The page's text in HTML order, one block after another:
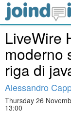
LiveWire
moderno
riga di
Alessandro
Thursday 26
13:00